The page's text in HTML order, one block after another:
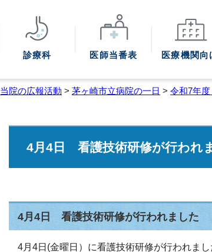
診療科 医師当番表 医療機関 向
当院の広報活動 > 茅ヶ崎市立病院の一日 > 令和7年
4月4日 看護技術研修が行われ
4月4日 看護技術研修が行われました
4月4日(金曜日）に看護技術研修が行われまし